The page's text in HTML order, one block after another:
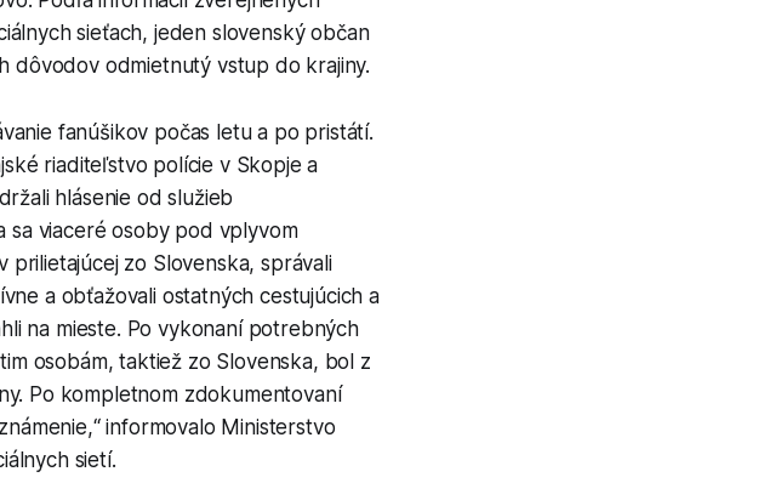
sieťach, jeden slovenský občan
dôvodov odmietnutý vstup do krajiny.
fanúšikov počas letu a po pristátí.
riaditeľstvo polície v Skopje a
hlásenie od služieb
sa viaceré osoby pod vplyvom
zo Slovenska, správali
a obťažovali ostatných cestujúcich a
na mieste. Po vykonaní potrebných
osobám, taktiež zo Slovenska, bol z
Po kompletnom zdokumentovaní
informovalo Ministerstvo
sietí.